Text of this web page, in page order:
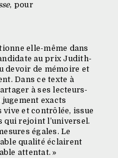
, pour
elle-même dans
au prix Judith-
devoir de mémoire et
Dans ce texte à
à ses lecteurs-
exacts
vive et contrôlée, issue
qui rejoint l’universel.
égales. Le
qualité éclairent
attentat. »